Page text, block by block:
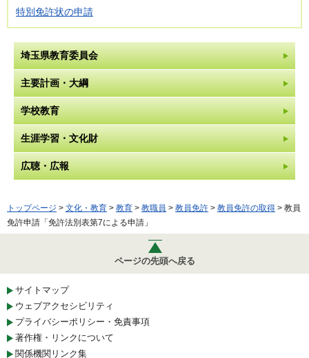
特別免許状の申請
埼玉県教育委員会
主要計画・大綱
学校教育
生涯学習・文化財
広聴・広報
トップページ > 文化・教育 > 教育 > 教職員 > 教員免許 > 教員免許の取得 > 教員
免許申請「免許法別表第7による申請」
ページの先頭へ戻る
サイトマップ
ウェブアクセシビリティ
プライバシーポリシー・免責事項
著作権・リンクについて
関係機関リンク集